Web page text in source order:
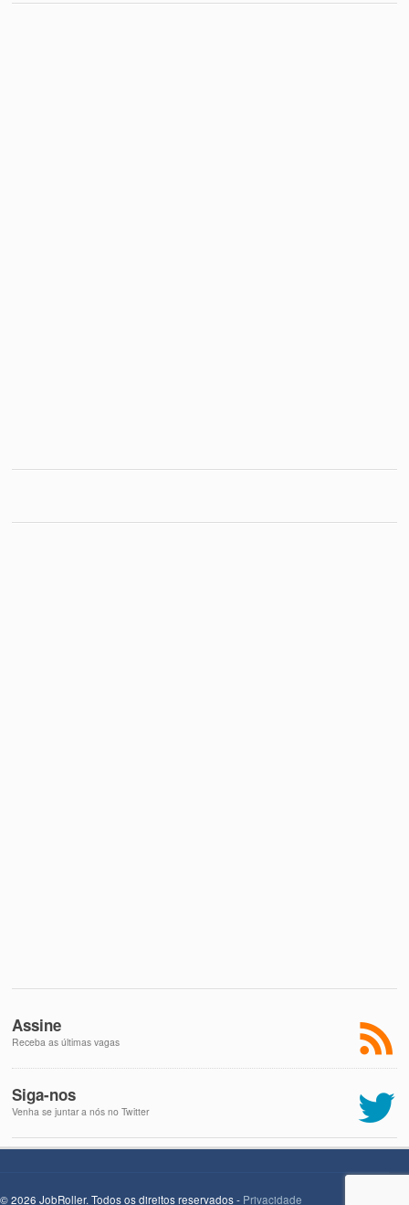
Assine
Receba as últimas vagas
Siga-nos
Venha se juntar a nós no Twitter
© 2026 JobRoller. Todos os direitos reservados - Privacidade